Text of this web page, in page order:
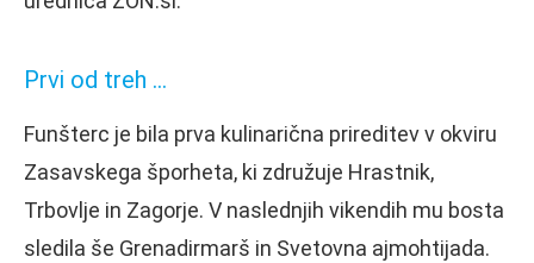
Prvi od treh …
Funšterc je bila prva kulinarična prireditev v okviru
Zasavskega šporheta, ki združuje Hrastnik,
Trbovlje in Zagorje. V naslednjih vikendih mu bosta
sledila še Grenadirmarš in Svetovna ajmohtijada.